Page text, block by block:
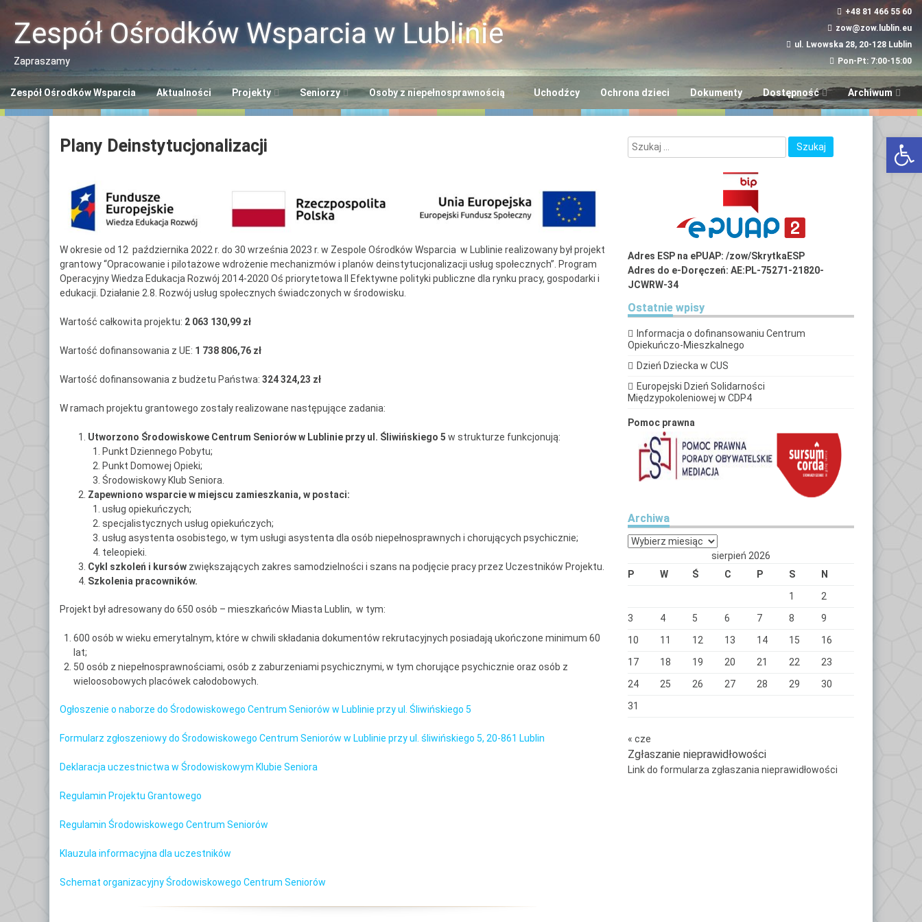
treściZespół Ośrodków Wsparcia w Lublinie
Zapraszamy
+48 81 466 55 60
zow@zow.lublin.eu
ul. Lwowska 28, 20-128 Lublin
Pon-Pt: 7:00-15:00
Zespół Ośrodków Wsparcia Aktualności Projekty
Seniorzy ASY”
Opaska SOS dla Seniora
+
Seniorzy
Centrum Dziennego
Centrum Dziennego
Pobytu nr 3
Osoby z niepełnosprawnością
Ośrodek Wsparcia dla
Niepełnosprawnością
“Benjamin”
Uchodźcy Ochrona dzieci Dokumenty Dostępność
dostępności
Archiwum
LUBinclusiON
Plany Deinstytucjonalizacji
W okresie od 12 października 2022 r. do 30 września 2023 r. w Zespole Ośrodków Wsparcia w Lublinie realizowany był projekt
grantowy “Opracowanie i pilotażowe wdrożenie mechanizmów i planów deinstytucjonalizacji usług społecznych”. Program
Operacyjny Wiedza Edukacja Rozwój 2014-2020 Oś priorytetowa II Efektywne polityki publiczne dla rynku pracy, gospodarki i
edukacji. Działanie 2.8. Rozwój usług społecznych świadczonych w środowisku.
Wartość całkowita projektu: 2 063 130,99 zł
Wartość dofinansowania z UE: 1 738 806,76 zł
Wartość dofinansowania z budżetu Państwa: 324 324,23 zł
W ramach projektu grantowego zostały realizowane następujące zadania:
Utworzono Środowiskowe Centrum Seniorów w Lublinie przy ul. Śliwińskiego 5 w strukturze funkcjonują:
Punkt Dziennego Pobytu;
Punkt Domowej Opieki;
Środowiskowy Klub Seniora.
Zapewniono wsparcie w miejscu zamieszkania, w postaci:
usług opiekuńczych;
specjalistycznych usług opiekuńczych;
usług asystenta osobistego, w tym usługi asystenta dla osób niepełnosprawnych i chorujących psychicznie;
teleopieki.
Cykl szkoleń i kursów zwiększających zakres samodzielności i szans na podjęcie pracy przez Uczestników Projektu.
Szkolenia pracowników.
Projekt był adresowany do 650 osób – mieszkańców Miasta Lublin, w tym:
600 osób w wieku emerytalnym, które w chwili składania dokumentów rekrutacyjnych posiadają ukończone minimum 60
lat;
50 osób z niepełnosprawnościami, osób z zaburzeniami psychicznymi, w tym chorujące psychicznie oraz osób z
wieloosobowych placówek całodobowych.
Ogłoszenie o naborze do Środowiskowego Centrum Seniorów w Lublinie przy ul. Śliwińskiego 5
Formularz zgłoszeniowy do Środowiskowego Centrum Seniorów w Lublinie przy ul. śliwińskiego 5, 20-861 Lublin
Deklaracja uczestnictwa w Środowiskowym Klubie Seniora
Regulamin Projektu Grantowego
Regulamin Środowiskowego Centrum Seniorów
Klauzula informacyjna dla uczestników
Schemat organizacyjny Środowiskowego Centrum Seniorów
Adres ESP na ePUAP: /zow/SkrytkaESP
Adres do e-Doręczeń: AE:PL-75271-21820-
JCWRW-34
Ostatnie wpisy
Informacja o dofinansowaniu Centrum
Opiekuńczo-Mieszkalnego
Dzień Dziecka w CUS
Europejski Dzień Solidarności
Międzypokoleniowej w CDP4
Pomoc prawna
Archiwa
Archiwa
sierpień 2026
P
W Ś C P S
N
1
2
3
4 5 6 7 8
9
10
11 12 13 14 15
16
17
18 19 20 21 22
23
24
25 26 27 28 29
30
31
« cze
Zgłaszanie nieprawidłowości
Link do formularza zgłaszania nieprawidłowości